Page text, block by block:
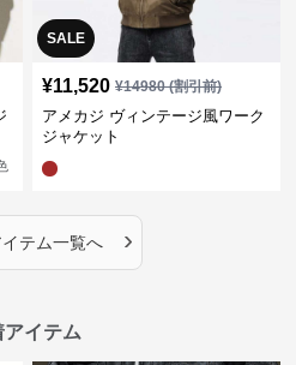
SALE
¥11,520 ¥14980(割引前)
アメカジ ヴィンテージ風ワーク
ジャケット
イテム一覧へ ›
イテム